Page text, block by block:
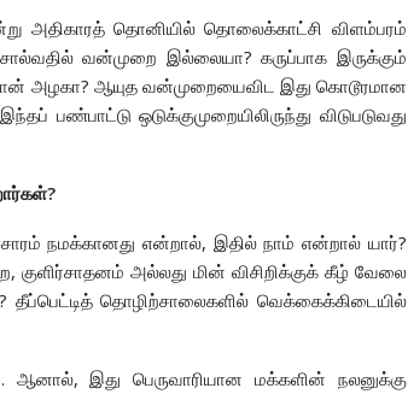
அதிகாரத் தொனியில் தொலைக்காட்சி விளம்பரம்
வன்முறை இல்லையா? கருப்பாக இருக்கும்
தான் அழகா? ஆயுத வன்முறையைவிட இது கொடூரமான
பண்பாட்டு ஒடுக்குமுறையிலிருந்து விடுபடுவது
நமக்கானது என்றால், இதில் நாம் என்றால் யார்?
குளிர்சாதனம் அல்லது மின் விசிறிக்குக் கீழ் வேலை
தீப்பெட்டித் தொழிற்சாலைகளில் வெக்கைக்கிடையில்
இது பெருவாரியான மக்களின் நலனுக்கு